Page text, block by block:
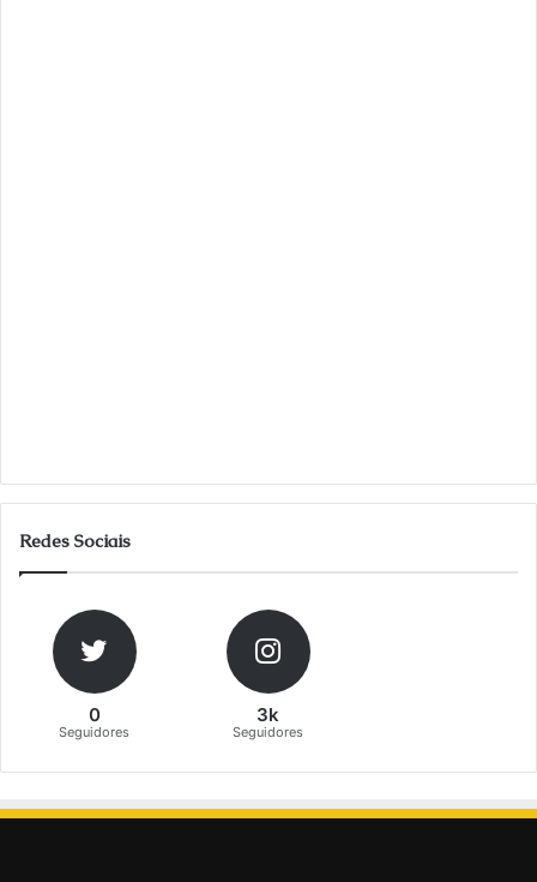
Redes Sociais
0
Seguidores
3k
Seguidores